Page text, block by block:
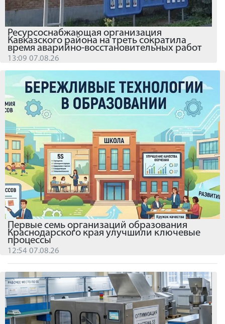
Ресурсоснабжающая организация
Кавказского района на треть сократила
время аварийно-восстановительных работ
13:09 07.08.26
Первые семь организаций образования
Краснодарского края улучшили ключевые
процессы
12:54 07.08.26